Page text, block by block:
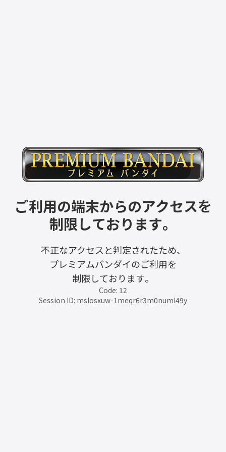
ご利用の端末からのアクセスを
制限しております。
不正なアクセスと判定されたため、
プレミアムバンダイのご利用を
制限しております。
Code: 12
Session ID: mslosxuw-1meqr6r3m0numl49y